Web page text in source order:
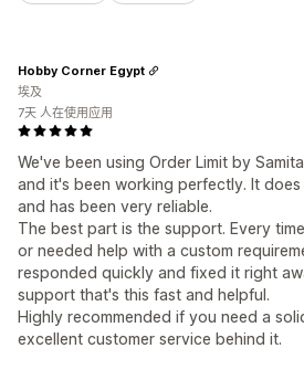
We've been using Order Limit by
and it's been working perfectly. It
and has been very reliable.
The best part is the support. Every
or needed help with a custom
responded quickly and fixed it right
support that's this fast and helpful.
Highly recommended if you need a
excellent customer service behind it.
Hobby Corner Egypt
埃及
7天 人在使用应用